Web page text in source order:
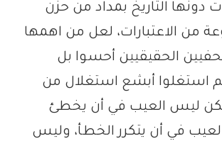
التاريخ بمداد من حزن
من الاعتبارات، لعل من اهمها
الحقيقيين أحسوا بل
استغلوا أبشع استغلال من
ليس العيب في أن يخطئ
العيب في أن يتكرر الخطأ، وليس